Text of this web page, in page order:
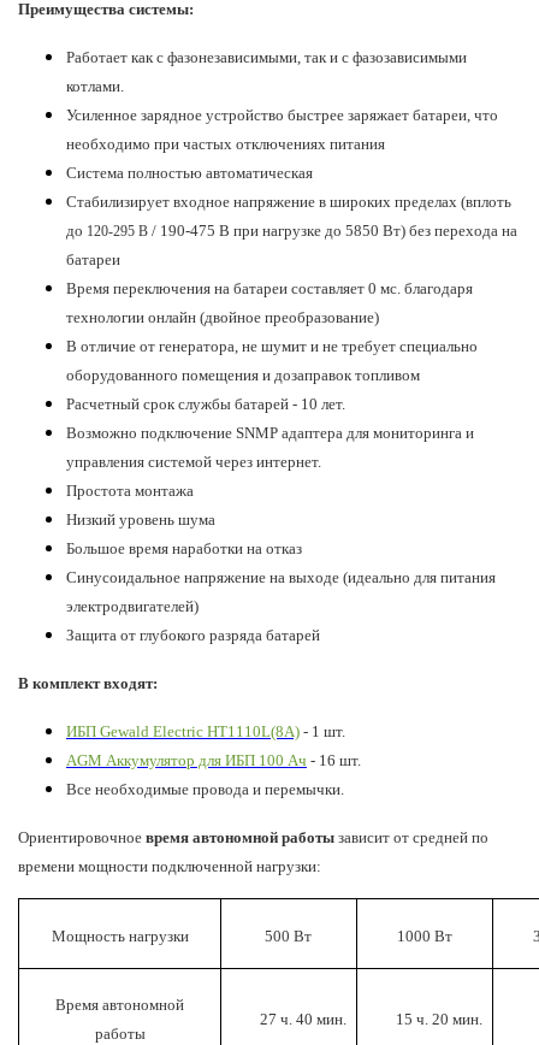
Преимущества системы:
Работает как с фазонезависимыми, так и с фазозависимыми
котлами.
Усиленное зарядное устройство быстрее заряжает батареи, что
необходимо при частых отключениях питания
Система полностью автоматическая
Стабилизирует входное напряжение в широких пределах (вплоть
до 120-295 В / 190-475 В при нагрузке до 5850 Вт) без перехода на
батареи
Время переключения на батареи составляет 0 мс. благодаря
технологии онлайн (двойное преобразование)
В отличие от генератора, не шумит и не требует специально
оборудованного помещения и дозаправок топливом
Расчетный срок службы батарей - 10 лет.
Возможно подключение SNMP адаптера для мониторинга и
управления системой через интернет.
Простота монтажа
Низкий уровень шума
Большое время наработки на отказ
Синусоидальное напряжение на выходе (идеально для питания
электродвигателей)
Защита от глубокого разряда батарей
В комплект входят:
ИБП Gewald Electric HT1110L(8A) - 1 шт.
AGM Аккумулятор для ИБП 100 Ач - 16 шт.
Все необходимые провода и перемычки.
Ориентировочное время автономной работы зависит от средней по
времени мощности подключенной нагрузки:
Мощность нагрузки 500 Вт 1000 Вт
Время автономной
работы
27 ч. 40 мин. 15 ч. 20 мин.